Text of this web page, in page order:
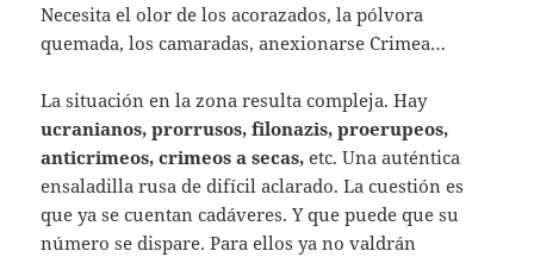
Necesita el olor de los acorazados, la pólvora
quemada, los camaradas, anexionarse Crimea…
La situación en la zona resulta compleja. Hay
ucranianos, prorrusos, filonazis, proerupeos,
anticrimeos, crimeos a secas, etc. Una auténtica
ensaladilla rusa de difícil aclarado. La cuestión es
que ya se cuentan cadáveres. Y que puede que su
número se dispare. Para ellos ya no valdrán